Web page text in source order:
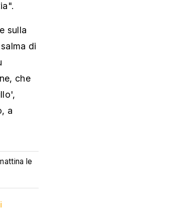
sulla
di
che
a
le